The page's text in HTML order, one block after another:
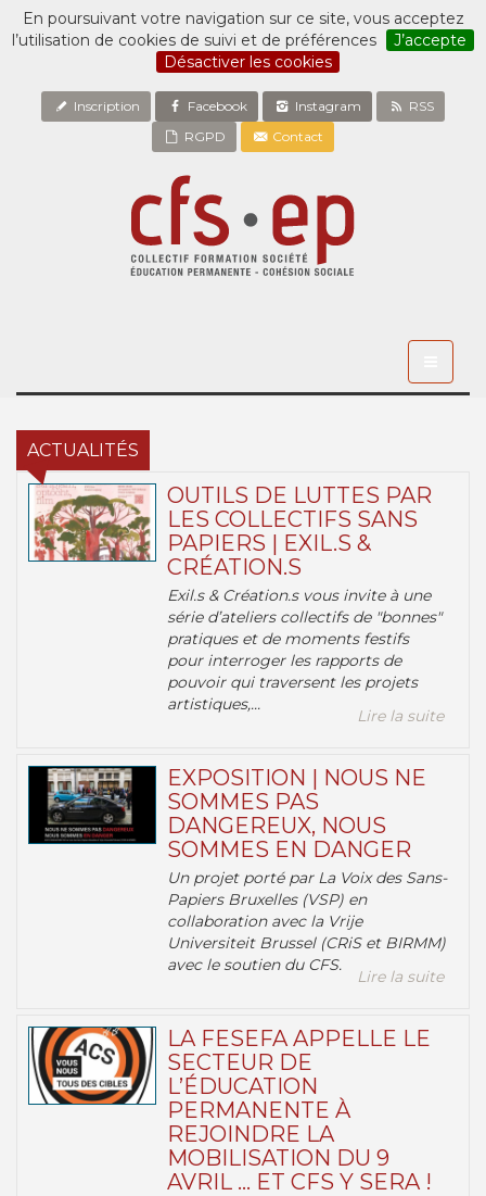
En poursuivant votre navigation sur ce site, vous acceptez
l’utilisation de cookies de suivi et de préférences
J’accepte
Désactiver les cookies
Inscription Facebook Instagram
RSS
RGPD
Contact
ACTUALITÉS
OUTILS DE LUTTES PAR
LES COLLECTIFS SANS
PAPIERS | EXIL.S &
CRÉATION.S
Exil.s & Création.s vous invite à une
série d’ateliers collectifs de "bonnes"
pratiques et de moments festifs
pour interroger les rapports de
pouvoir qui traversent les projets
artistiques,...
Lire la suite
EXPOSITION | NOUS NE
SOMMES PAS
DANGEREUX, NOUS
SOMMES EN DANGER
Un projet porté par La Voix des Sans-
Papiers Bruxelles (VSP) en
collaboration avec la Vrije
Universiteit Brussel (CRiS et BIRMM)
avec le soutien du CFS.
Lire la suite
LA FESEFA APPELLE LE
SECTEUR DE
L’ÉDUCATION
PERMANENTE À
REJOINDRE LA
MOBILISATION DU 9
AVRIL … ET CFS Y SERA !